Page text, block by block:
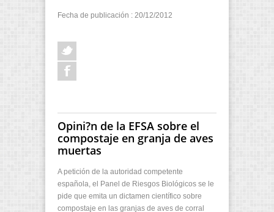
Fecha de publicación : 20/12/2012
Opini?n de la EFSA sobre el
compostaje en granja de aves
muertas
A petición de la autoridad competente
española, el Panel de Riesgos Biológicos se le
pide que emita un dictamen científico sobre
compostaje en las granjas de aves de corral